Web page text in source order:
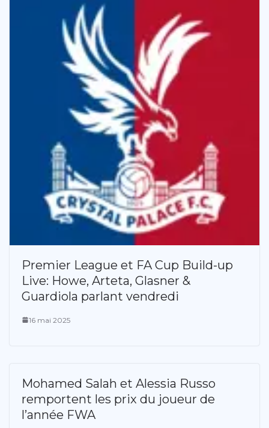
Premier League et FA Cup Build-up
Live: Howe, Arteta, Glasner &
Guardiola parlant vendredi
16 mai 2025
Mohamed Salah et Alessia Russo
remportent les prix du joueur de
l’année FWA